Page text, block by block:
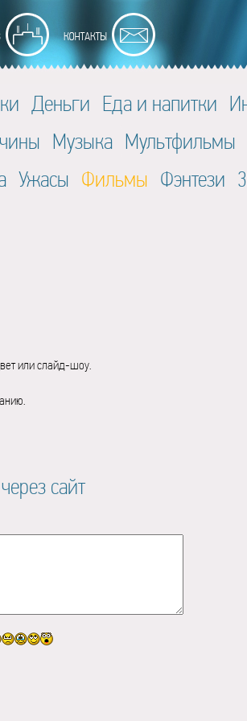
Деньги Еда и напитки
Музыка Мультфильмы
Ужасы Фильмы Фэнтези
или слайд-шоу.
сайт